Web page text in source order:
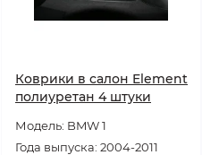
Коврики в салон Element
полиуретан 4 штуки
Модель: BMW 1
Года выпуска: 2004-2011